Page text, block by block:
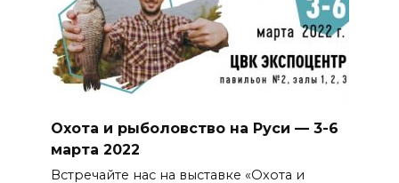
Охота и рыболовство на Руси — 3-6
марта 2022
Встречайте нас на выставке «Охота и